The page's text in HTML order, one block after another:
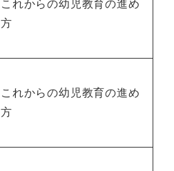
これからの幼児教育の進め
方
これからの幼児教育の進め
方